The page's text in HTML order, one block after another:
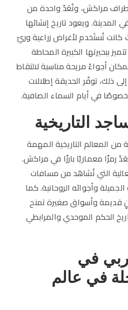
مراكش، وتُعَدّ واحدة من
المدينة. ويعود تاريخ إنشائها
كانت تُستَخدم لأغراض زراعية وريّ
ببحيرتها الكبيرة المحاطة
أجواءً مريحة مناسبة لالتقاط
ذلك، توفّر الحديقة إطلالات
في أيام السماء الصافية.
التاريخية
المعالم التاريخية المهمة
رمزًا معماريًا بارزًا في مراكش.
التي تُشاهَد من مسافات
وأجوائه الروحانية. كما
قديمة وأسواق صغيرة تمنح
الحكم الموحدي والمرابطي
في
في عالم